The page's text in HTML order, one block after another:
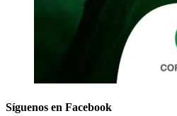
Síguenos en Facebook